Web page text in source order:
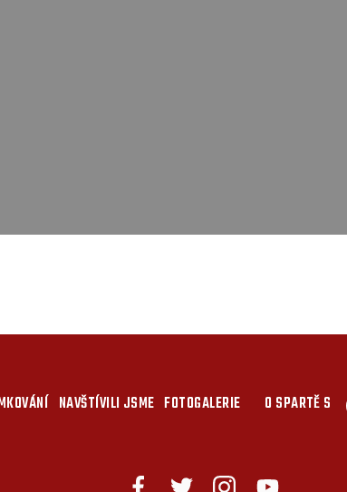
NAVŠTÍVILI JSME FOTOGALERIE O SPARTĚ S